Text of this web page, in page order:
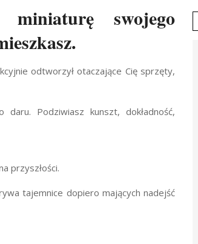
miniaturę swojego
odtworzył otaczające Cię sprzęty,
Podziwiasz kunszt, dokładność,
przyszłości.
tajemnice dopiero mających nadejść